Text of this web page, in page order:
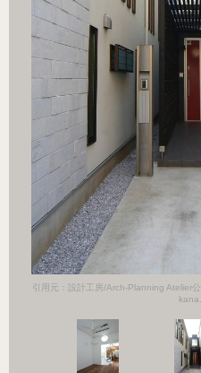
引用元：設計工房/Arch-Planning Atelier